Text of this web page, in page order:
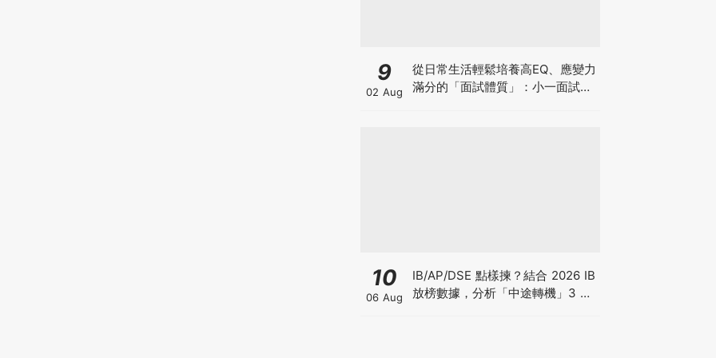
9
02 Aug
從日常生活輕鬆培養高EQ、應變力
滿分的「面試體質」：小一面試最
10
06 Aug
IB/AP/DSE 點樣揀？結合 2026 IB
放榜數據，分析「中途轉機」3 大